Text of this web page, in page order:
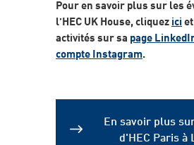
Pour en savoir plus sur les
l’HEC UK House, cliquezici
activités sur sa page
compte Instagram.
En savoir plus
d'HEC Paris à